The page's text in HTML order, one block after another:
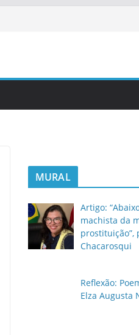
MURAL
Artigo:
machista da
prostituição”,
Chacarosqui
Reflexão:
Elza Augusta